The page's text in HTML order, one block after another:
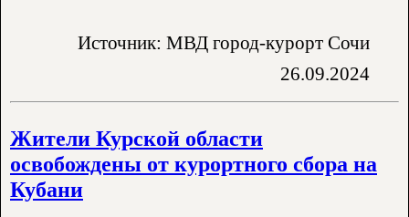
Источник: МВД город-курорт Сочи
26.09.2024
Жители Курской области
освобождены от курортного сбора на
Кубани